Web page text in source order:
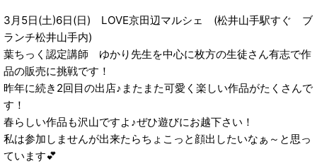
3月5日(土)6日(日) LOVE京田辺マルシェ (松井山手駅すぐ ブ
ランチ松井山手内)
葉ちっく認定講師 ゆかり先生を中心に枚方の生徒さん有志で作
品の販売に挑戦です！
昨年に続き2回目の出店♪またまた可愛く楽しい作品がたくさんで
す！
春らしい作品も沢山ですよ♪ぜひ遊びにお越下さい！
私は参加しませんが出来たらちょこっと顔出したいなぁ～と思っ
ています💕